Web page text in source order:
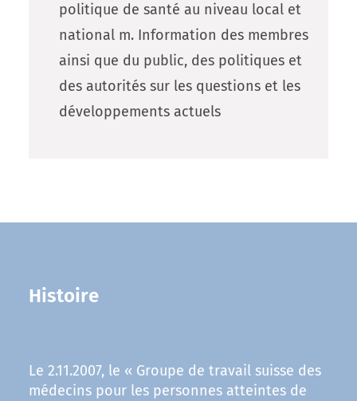
politique de santé au niveau local et
national m. Information des membres
ainsi que du public, des politiques et
des autorités sur les questions et les
développements actuels
Histoire
Le 2.11.2007, le « Groupe de travail suisse des
médecins pour les personnes atteintes de